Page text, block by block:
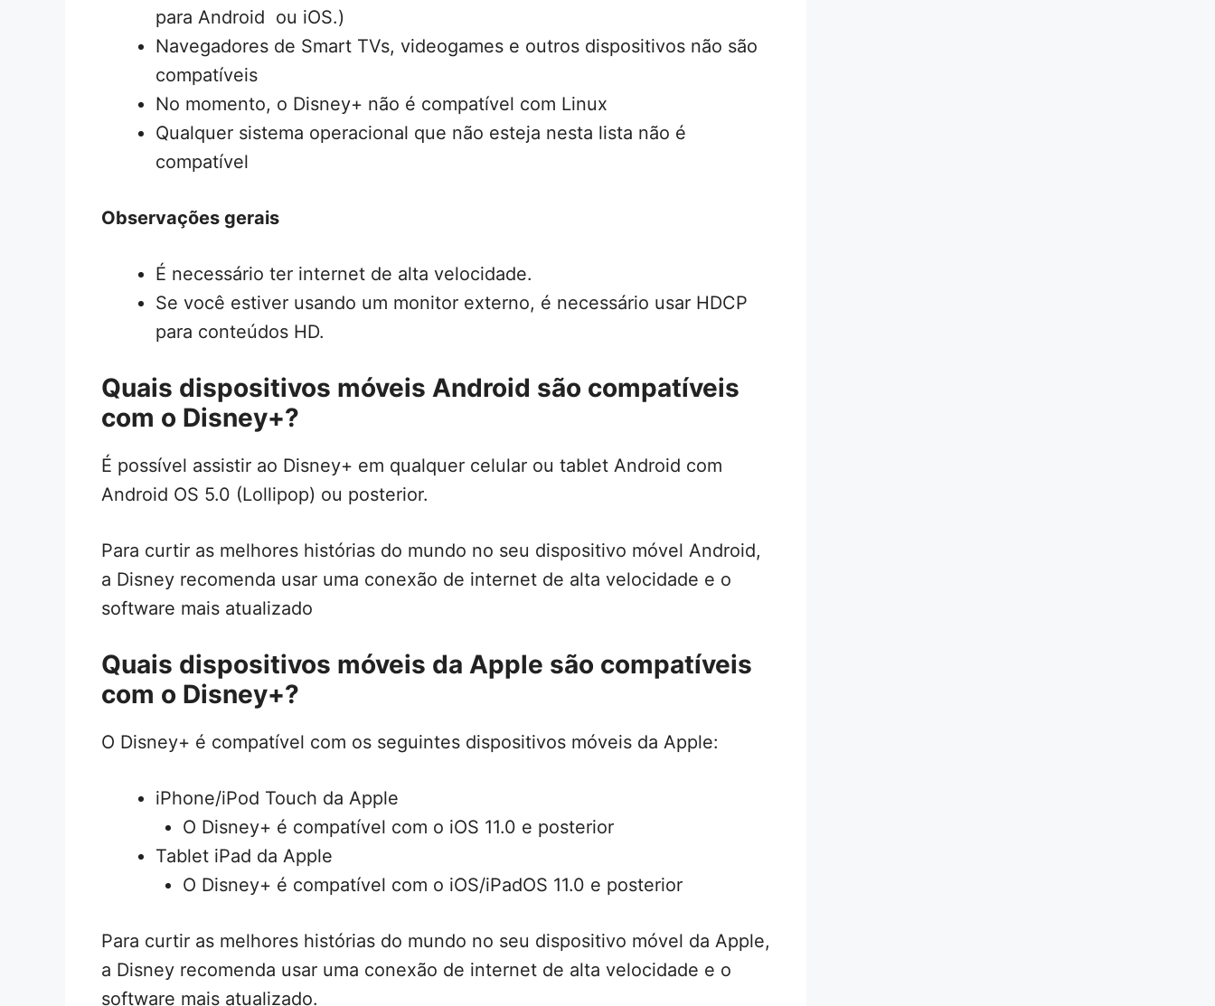
para Android ou iOS.)
Navegadores de Smart TVs, videogames e outros dispositivos não são
compatíveis
No momento, o Disney+ não é compatível com Linux
Qualquer sistema operacional que não esteja nesta lista não é
compatível
Observações gerais
É necessário ter internet de alta velocidade.
Se você estiver usando um monitor externo, é necessário usar HDCP
para conteúdos HD.
Quais dispositivos móveis Android são compatíveis
com o Disney+?
É possível assistir ao Disney+ em qualquer celular ou tablet Android com
Android OS 5.0 (Lollipop) ou posterior.
Para curtir as melhores histórias do mundo no seu dispositivo móvel Android,
a Disney recomenda usar uma conexão de internet de alta velocidade e o
software mais atualizado
Quais dispositivos móveis da Apple são compatíveis
com o Disney+?
O Disney+ é compatível com os seguintes dispositivos móveis da Apple:
iPhone/iPod Touch da Apple
O Disney+ é compatível com o iOS 11.0 e posterior
Tablet iPad da Apple
O Disney+ é compatível com o iOS/iPadOS 11.0 e posterior
Para curtir as melhores histórias do mundo no seu dispositivo móvel da Apple,
a Disney recomenda usar uma conexão de internet de alta velocidade e o
software mais atualizado.